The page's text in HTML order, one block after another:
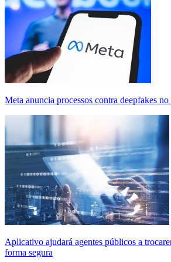
Meta anuncia processos contra deepfakes
Aplicativo ajudará agentes públicos a
forma segura